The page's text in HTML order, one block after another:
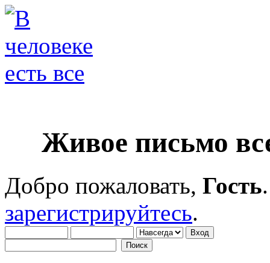
Живое письмо
Добро пожаловать, Гость
зарегистрируйтесь.